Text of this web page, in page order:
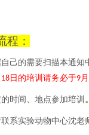
程：
自己的需要扫描本通
18日的培训请务必于9 月
时间、 地点参加培训 。
系实验动物中心沈老